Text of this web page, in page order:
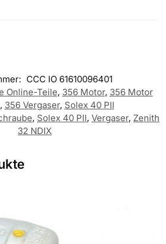
CCC IO 61610096401
Online-Teile, 356 Motor, 356 Motor
, 356 Vergaser, Solex 40 PII
, Solex 40 PII, Vergaser, Zenith
32 NDIX